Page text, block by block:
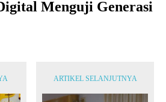
Menguji Generasi
ARTIKEL SELANJUTNYA